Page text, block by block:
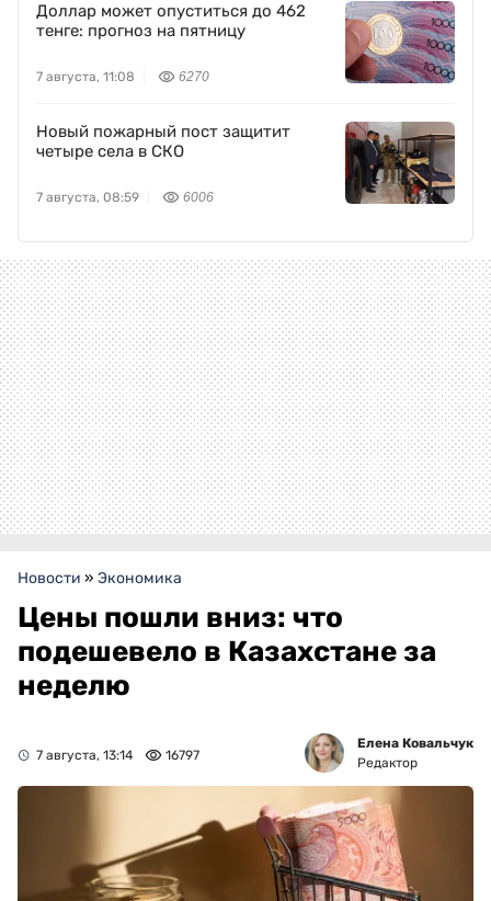
Доллар может опуститься до 462
тенге: прогноз на пятницу
7 августа, 11:08 6270
Новый пожарный пост защитит
четыре села в СКО
7 августа, 08:59 6006
Новости » Экономика
Цены пошли вниз: что
подешевело в Казахстане за
неделю
7 августа, 13:14 16797
Елена Ковальчук
Редактор